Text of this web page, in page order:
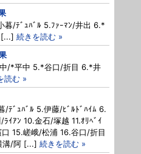
/ﾃﾞｭﾊﾞﾙ 5.ﾌｧｰﾏﾝ/井出 6.*
[...] 続きを読む »
/*平中 5.*谷口/折目 6.*井
読む »
/ﾃﾞｭﾊﾞﾙ 5.伊藤/ﾋﾞﾙﾄﾞﾊｲﾑ 6.
ｲｱﾝ 10.金石/塚越 11.ｵﾘﾍﾞｲ
15.嵯峨/松浦 16.谷口/折目
溝/阿 [...] 続きを読む »